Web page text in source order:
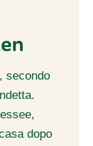
secondo
dopo